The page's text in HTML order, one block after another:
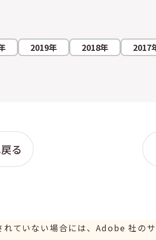
2019年 2018年 2017
る
ていない場合には、Adobe 社の